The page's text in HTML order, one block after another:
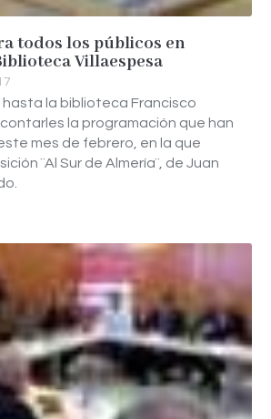
todos los públicos en
Villaespesa
hasta la biblioteca Francisco
la programación que han
mes de febrero, en la que
¨Al Sur de Almería¨, de Juan